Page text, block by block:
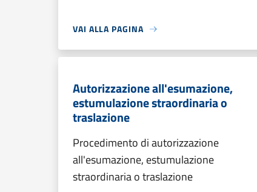
VAI ALLA PAGINA
Autorizzazione all'esumazione,
estumulazione straordinaria o
traslazione
Procedimento di autorizzazione
all'esumazione, estumulazione
straordinaria o traslazione